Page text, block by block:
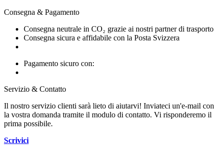
Consegna & Pagamento
Consegna neutrale in CO₂ grazie ai nostri partner di trasporto
Consegna sicura e affidabile con la Posta Svizzera
Pagamento sicuro con:
Servizio & Contatto
Il nostro servizio clienti sarà lieto di aiutarvi! Inviateci un'e-mail con
la vostra domanda tramite il modulo di contatto. Vi risponderemo il
prima possibile.
Scrivici